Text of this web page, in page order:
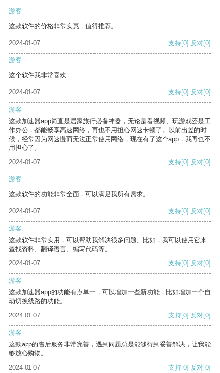
游客
这款软件的价格非常实惠，值得推荐。
2024-01-07 支持[0] 反对[0]
游客
这个软件我非常喜欢
2024-01-07 支持[0] 反对[0]
游客
这款加速器app简直是居家旅行必备神器，无论是看视频、玩游戏还是工
作办公，都能畅享高速网络，再也不用担心网速卡顿了。以前出差的时
候，经常因为网速慢而无法正常使用网络，现在有了这个app，我再也不
用担心了。
2024-01-07
支持[0] 反对[0]
游客
这款软件的功能非常全面，可以满足我所有需求。
2024-01-07 支持[0] 反对[0]
游客
这款软件非常实用，可以帮助我解决很多问题。比如，我可以使用它来
查找资料、翻译语言、编写代码等。
2024-01-07
支持[0] 反对[0]
游客
这款加速器app的功能有点单一，可以增加一些新功能，比如增加一个自
动切换线路的功能。
2024-01-07
支持[0] 反对[0]
游客
这款app的售后服务非常完善，遇到问题总是能够得到妥善解决，让我能
够放心购物。
2024-01-07
支持[0] 反对[0]